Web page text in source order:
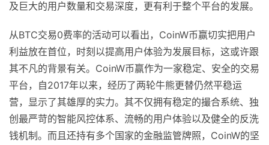
及巨大的用户数量和交易深度，更有利于整个平台的发展。
从BTC交易0费率的活动可以看出，CoinW币赢切实把用户
利益放在首位，时刻以提高用户体验为发展目标，这或许跟
其不凡的背景有关。CoinW币赢作为一家稳定、安全的交易
平台，自2017年以来，经历了两轮牛熊更替仍然平稳运
营，显示了其雄厚的实力。其不仅拥有稳定的撮合系统、独
创最严苛的智能风控体系、流畅的用户体验以及健全的反洗
钱机制。而且还持有多个国家的金融监管牌照，CoinW的坚